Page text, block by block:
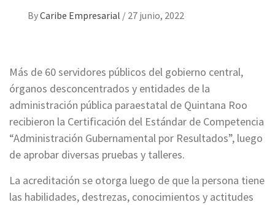
ByCaribe Empresarial / 27 junio, 2022
Más de 60 servidores públicos del gobierno central,
órganos desconcentrados y entidades de la
administración pública paraestatal de Quintana Roo
recibieron la Certificación del Estándar de Competencia
“Administración Gubernamental por Resultados”, luego
de aprobar diversas pruebas y talleres.
La acreditación se otorga luego de que la persona tiene
las habilidades, destrezas, conocimientos y actitudes